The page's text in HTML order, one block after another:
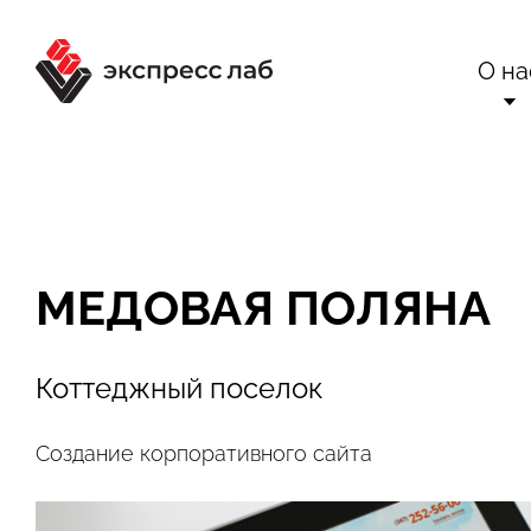
О
Блог
МЕДОВАЯ ПОЛЯНА
Коттеджный поселок
Создание корпоративного сайта